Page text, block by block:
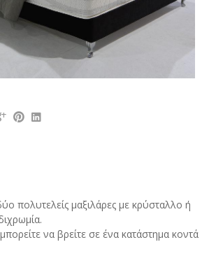
πολυτελείς μαξιλάρες με κρύσταλλο ή
να βρείτε σε ένα κατάστημα κοντά